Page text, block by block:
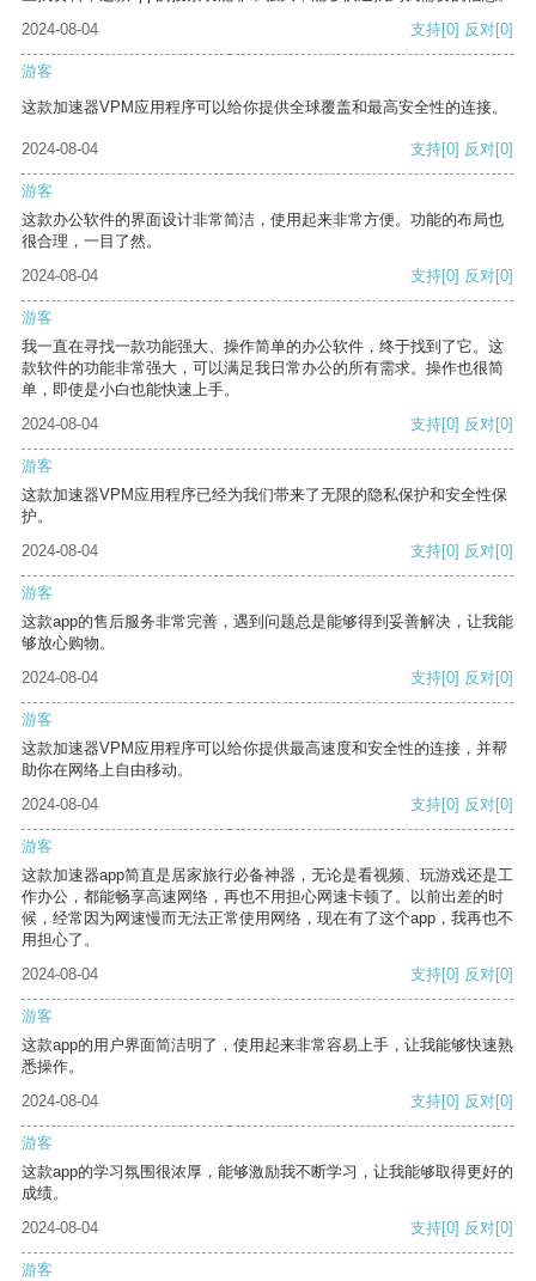
2024-08-04
支持[0] 反对[0]
游客
这款加速器VPM应用程序可以给你提供全球覆盖和最高安全性的连接。
2024-08-04 支持[0] 反对[0]
游客
这款办公软件的界面设计非常简洁，使用起来非常方便。功能的布局也
很合理，一目了然。
2024-08-04
支持[0] 反对[0]
游客
我一直在寻找一款功能强大、操作简单的办公软件，终于找到了它。这
款软件的功能非常强大，可以满足我日常办公的所有需求。操作也很简
单，即使是小白也能快速上手。
2024-08-04
支持[0] 反对[0]
游客
这款加速器VPM应用程序已经为我们带来了无限的隐私保护和安全性保
护。
2024-08-04
支持[0] 反对[0]
游客
这款app的售后服务非常完善，遇到问题总是能够得到妥善解决，让我能
够放心购物。
2024-08-04
支持[0] 反对[0]
游客
这款加速器VPM应用程序可以给你提供最高速度和安全性的连接，并帮
助你在网络上自由移动。
2024-08-04
支持[0] 反对[0]
游客
这款加速器app简直是居家旅行必备神器，无论是看视频、玩游戏还是工
作办公，都能畅享高速网络，再也不用担心网速卡顿了。以前出差的时
候，经常因为网速慢而无法正常使用网络，现在有了这个app，我再也不
用担心了。
2024-08-04
支持[0] 反对[0]
游客
这款app的用户界面简洁明了，使用起来非常容易上手，让我能够快速熟
悉操作。
2024-08-04
支持[0] 反对[0]
游客
这款app的学习氛围很浓厚，能够激励我不断学习，让我能够取得更好的
成绩。
2024-08-04
支持[0] 反对[0]
游客